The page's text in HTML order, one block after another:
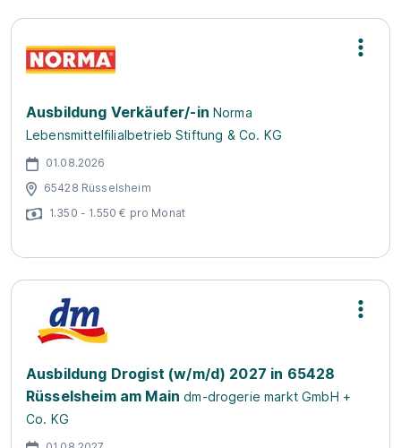
Ausbildung Verkäufer/-in Norma
Lebensmittelfilialbetrieb Stiftung & Co. KG
01.08.2026
65428 Rüsselsheim
1.350 - 1.550 € pro Monat
Ausbildung Drogist (w/m/d) 2027 in 65428
Rüsselsheim am Main dm-drogerie markt GmbH +
Co. KG